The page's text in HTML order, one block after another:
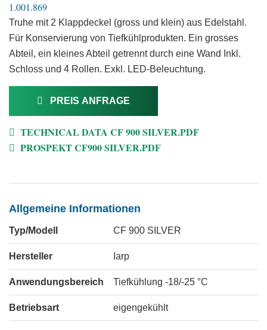
1.001.869
Truhe mit 2 Klappdeckel (gross und klein) aus Edelstahl.
Für Konservierung von Tiefkühlprodukten. Ein grosses
Abteil, ein kleines Abteil getrennt durch eine Wand Inkl.
Schloss und 4 Rollen. Exkl. LED-Beleuchtung.
PREIS ANFRAGE
TECHNICAL DATA CF 900 SILVER.PDF
PROSPEKT CF900 SILVER.PDF
Allgemeine Informationen
Typ/Modell CF 900 SILVER
Hersteller Iarp
Anwendungsbereich Tiefkühlung -18/-25 °C
Betriebsart eigengekühlt